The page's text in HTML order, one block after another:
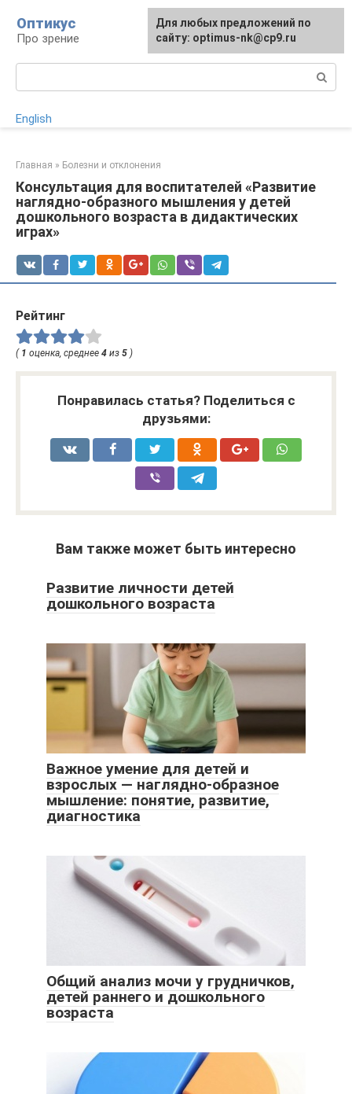
контенту
Оптикус
Про зрение
English
Главная » Болезни и отклонения
Консультация для воспитателей «Развитие
наглядно-образного мышления у детей
дошкольного возраста в дидактических
играх»
Рейтинг
( 1 оценка, среднее 4 из 5 )
Понравилась статья? Поделиться с
друзьями:
Вам также может быть интересно
Развитие личности детей
дошкольного возраста
Важное умение для детей и
взрослых — наглядно-образное
мышление: понятие, развитие,
диагностика
Общий анализ мочи у грудничков,
детей раннего и дошкольного
возраста
Для любых предложений по
сайту: optimus-nk@cp9.ru